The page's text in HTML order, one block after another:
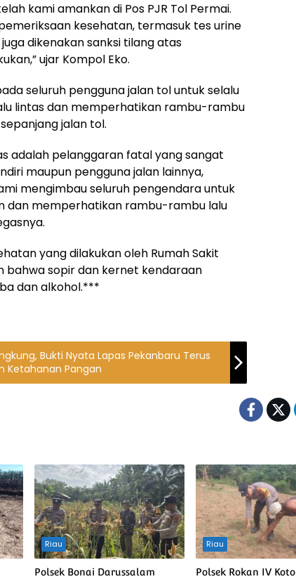
kami amankan di Pos PJR Tol Permai.
kesehatan, termasuk tes urine
dikenakan sanksi tilang atas
ujar Kompol Eko.
seluruh pengguna jalan tol untuk selalu
lintas dan memperhatikan rambu-rambu
jalan tol.
adalah pelanggaran fatal yang sangat
maupun pengguna jalan lainnya,
mengimbau seluruh pengendara untuk
dan memperhatikan rambu-rambu lalu
yang dilakukan oleh Rumah Sakit
bahwa sopir dan kernet kendaraan
dan alkohol.***
Bukti Nyata Lapas Pekanbaru Terus
Ketahanan Pangan
Riau
Polsek Bonai Darussalam
Riau
Polsek Rokan IV Koto